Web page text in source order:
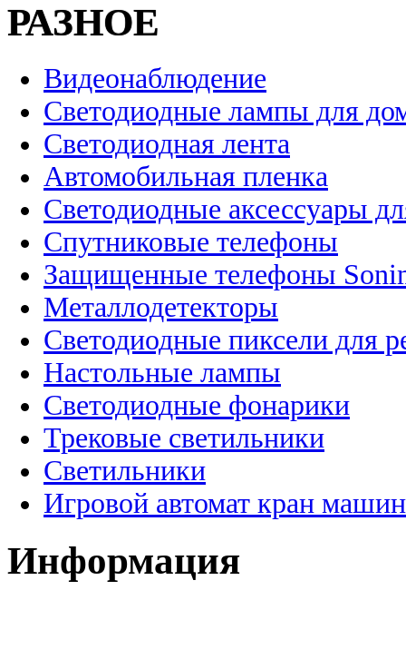
РАЗНОЕ
Видеонаблюдение
Светодиодные лампы для
Светодиодная лента
Автомобильная пленка
Светодиодные аксессуары
Спутниковые телефоны
Защищенные телефоны
Металлодетекторы
Светодиодные пиксели для
Настольные лампы
Светодиодные фонарики
Трековые светильники
Светильники
Игровой автомат кран
Информация